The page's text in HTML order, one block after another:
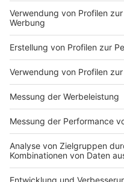
Impressum
Nutzungsbedingungen